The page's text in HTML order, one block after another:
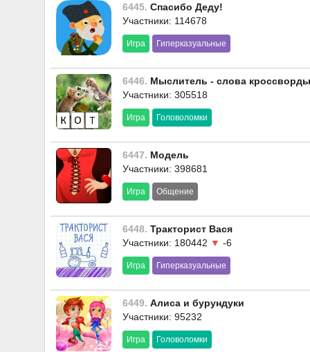
6445. Спасибо Деду!
Участники: 114678
Игра Гиперказуальные
6446. Мыслитель - слова кроссворды
Участники: 305518
Игра Головоломки
6447. Модель
Участники: 398681
Игра Общение
6448. Тракторист Вася
Участники: 180442 ▼ -6
Игра Гиперказуальные
6449. Алиса и бурундуки
Участники: 95232
Игра Головоломки